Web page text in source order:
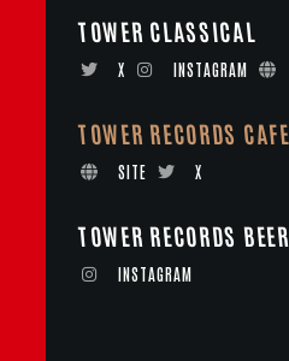
TOWER CLASSICAL
X INSTAGRAM
TOWER RECORDS CAFE
SITE X
TOWER RECORDS BEER
INSTAGRAM